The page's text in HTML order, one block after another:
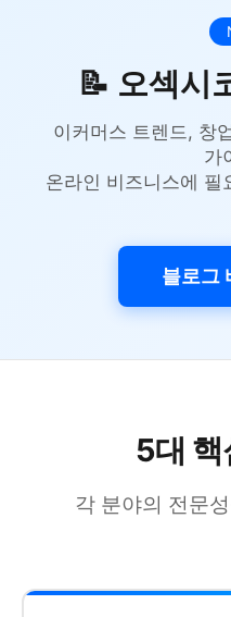
📝 오섹시
이커머스 트렌드, 창
가
온라인 비즈니스에 필
블로그
5대 핵
각 분야의 전문